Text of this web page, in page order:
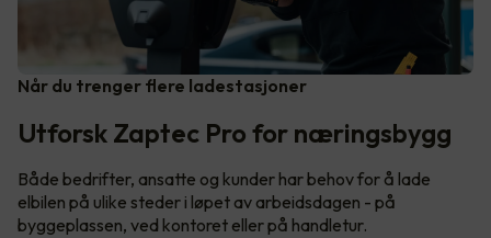
Når du trenger flere ladestasjoner
Utforsk Zaptec Pro for næringsbygg
Både bedrifter, ansatte og kunder har behov for å lade
elbilen på ulike steder i løpet av arbeidsdagen - på
byggeplassen, ved kontoret eller på handletur.